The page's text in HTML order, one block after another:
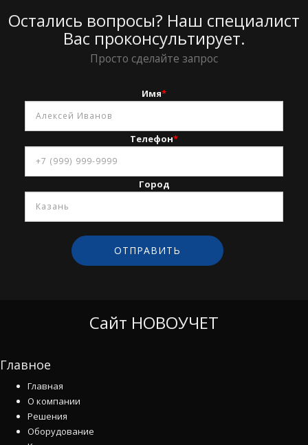
Остались вопросы? Наш специалист
Вас проконсультирует.
Просто сделайте запрос
Имя*
Телефон*
Город
Сайт НОВОУЧЕТ
Главное
Главная
О компании
Решения
Оборудование